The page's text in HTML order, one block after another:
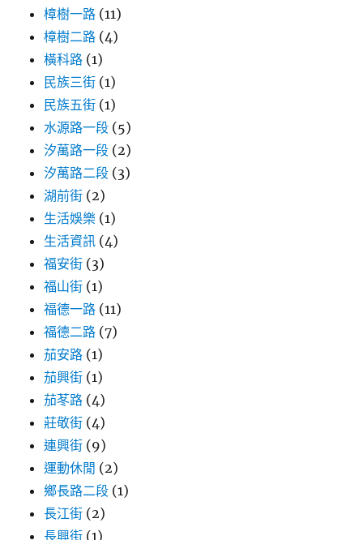
樟樹一路 (11)
樟樹二路 (4)
橫科路 (1)
民族三街 (1)
民族五街 (1)
水源路一段 (5)
汐萬路一段 (2)
汐萬路二段 (3)
湖前街 (2)
生活娛樂 (1)
生活資訊 (4)
福安街 (3)
福山街 (1)
福德一路 (11)
福德二路 (7)
茄安路 (1)
茄興街 (1)
茄苳路 (4)
莊敬街 (4)
連興街 (9)
運動休閒 (2)
鄉長路二段 (1)
長江街 (2)
長興街 (1)